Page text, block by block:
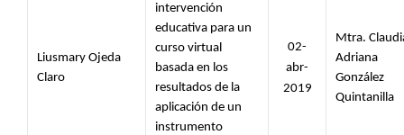
Liusmary Ojeda
Claro
intervención
educativa para un
curso virtual
basada en los
resultados de la
aplicación de un
instrumento
02-
abr-
2019
Mtra.
Adriana
González
Quintanilla